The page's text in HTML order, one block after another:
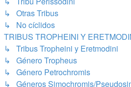
↳ Otras Tribus
↳ No cíclidos
TRIBUS TROPHEINI Y
↳ Tribus Tropheini y Eretmodini
↳ Género Tropheus
↳ Género Petrochromis
↳ Géneros Simochromis/